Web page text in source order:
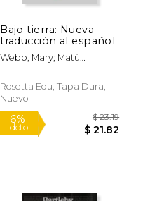
6%
Bajo tierra: Nueva
traducción al español
Webb, Mary; Matú
Rosetta Edu, Tapa Dura,
Nuevo